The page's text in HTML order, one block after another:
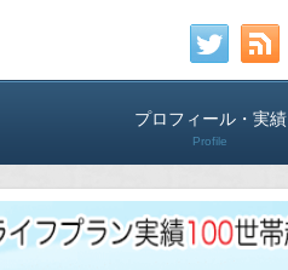
プロフィール・実績
Profile